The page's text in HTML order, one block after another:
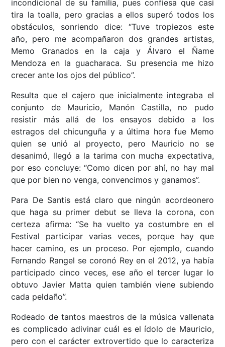
incondicional de su familia, pues confiesa que casi
tira la toalla, pero gracias a ellos superó todos los
obstáculos, sonriendo dice: “Tuve tropiezos este
año, pero me acompañaron dos grandes artistas,
Memo Granados en la caja y Álvaro el Ñame
Mendoza en la guacharaca. Su presencia me hizo
crecer ante los ojos del público”.
Resulta que el cajero que inicialmente integraba el
conjunto de Mauricio, Manón Castilla, no pudo
resistir más allá de los ensayos debido a los
estragos del chicunguña y a última hora fue Memo
quien se unió al proyecto, pero Mauricio no se
desanimó, llegó a la tarima con mucha expectativa,
por eso concluye: “Como dicen por ahí, no hay mal
que por bien no venga, convencimos y ganamos”.
Para De Santis está claro que ningún acordeonero
que haga su primer debut se lleva la corona, con
certeza afirma: “Se ha vuelto ya costumbre en el
Festival participar varias veces, porque hay que
hacer camino, es un proceso. Por ejemplo, cuando
Fernando Rangel se coronó Rey en el 2012, ya había
participado cinco veces, ese año el tercer lugar lo
obtuvo Javier Matta quien también viene subiendo
cada peldaño”.
Rodeado de tantos maestros de la música vallenata
es complicado adivinar cuál es el ídolo de Mauricio,
pero con el carácter extrovertido que lo caracteriza